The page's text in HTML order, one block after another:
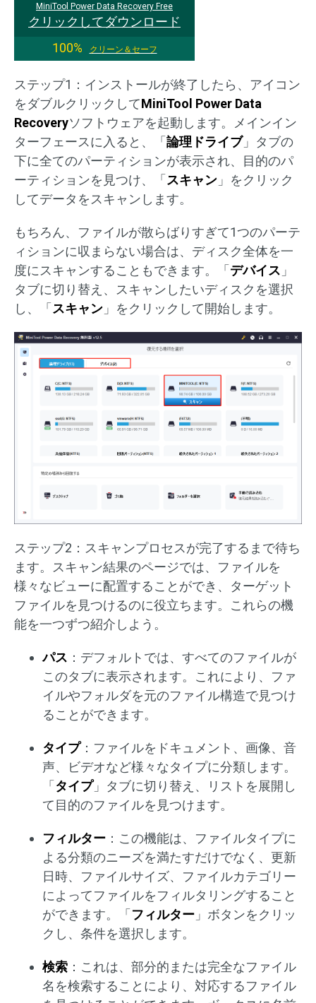
MiniTool Power Data Recovery Free
クリックしてダウンロード
100%
クリーン＆セーフ
ステップ1：インストールが終了したら、アイコン
をダブルクリックしてMiniTool Power Data
Recoveryソフトウェアを起動します。メインイン
ターフェースに入ると、「論理ドライブ」タブの
下に全てのパーティションが表示され、目的のパ
ーティションを見つけ、「スキャン 」をクリック
してデータをスキャンします。
もちろん、ファイルが散らばりすぎて1つのパーテ
ィションに収まらない場合は、ディスク全体を一
度にスキャンすることもできます。「デバイス 」
タブに切り替え、スキャンしたいディスクを選択
し、「スキャン 」をクリックして開始します。
ステップ2：スキャンプロセスが完了するまで待ち
ます。スキャン結果のページでは、ファイルを
様々なビューに配置することができ、ターゲット
ファイルを見つけるのに役立ちます。これらの機
能を一つずつ紹介しよう。
パス ：デフォルトでは、すべてのファイルが
このタブに表示されます。これにより、ファ
イルやフォルダを元のファイル構造で見つけ
ることができます。
タイプ：ファイルをドキュメント、画像、音
声、ビデオなど様々なタイプに分類します。
「タイプ」タブに切り替え、リストを展開し
て目的のファイルを見つけます。
フィルター ：この機能は、ファイルタイプに
よる分類のニーズを満たすだけでなく、更新
日時、ファイルサイズ、ファイルカテゴリー
によってファイルをフィルタリングすること
ができます。「フィルター 」ボタンをクリッ
クし、条件を選択します。
検索 ：これは、部分的または完全なファイル
名を検索することにより、対応するファイル